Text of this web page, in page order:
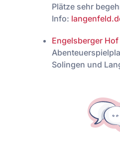
Plätze sehr
Info:
Engelsberger Hof
Solingen und